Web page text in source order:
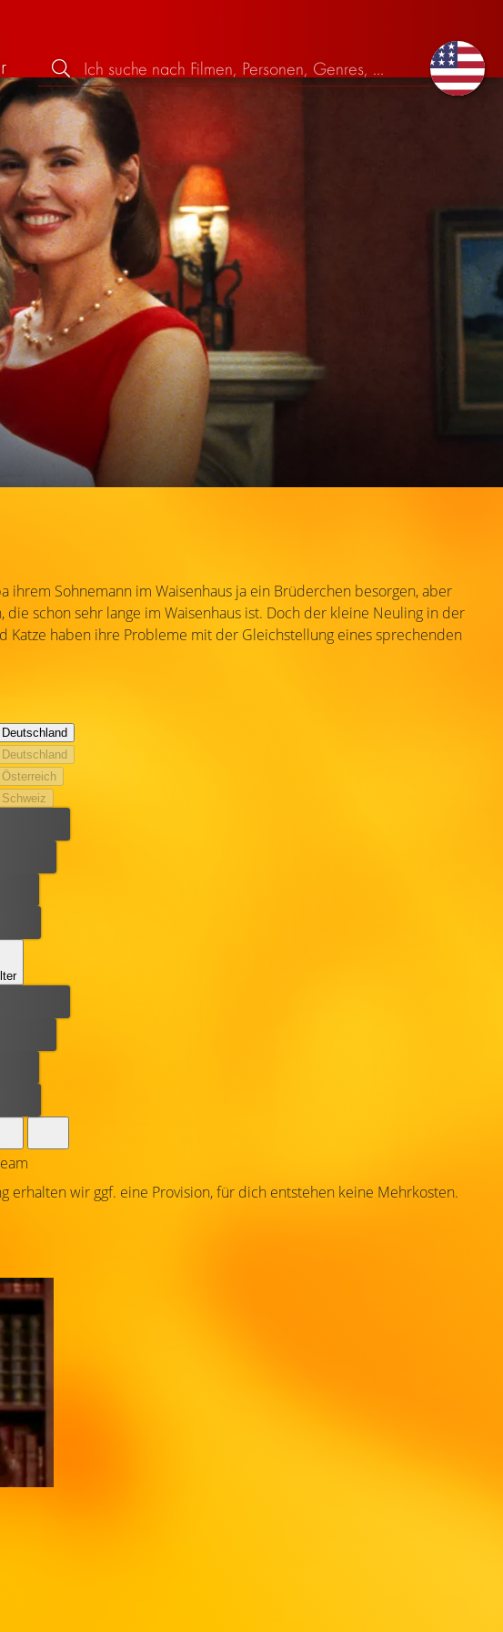
Sohnemann im Waisenhaus ja ein Brüderchen besorgen, aber
schon sehr lange im Waisenhaus ist. Doch der kleine Neuling in der
haben ihre Probleme mit der Gleichstellung eines sprechenden
Deutschland
Deutschland
Österreich
Schweiz
erhalten wir ggf. eine Provision, für dich entstehen keine Mehrkosten.